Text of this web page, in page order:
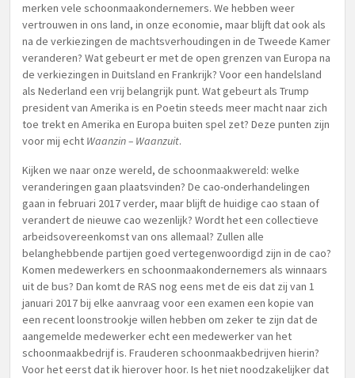
merken vele schoonmaakondernemers. We hebben weer
vertrouwen in ons land, in onze economie, maar blijft dat ook als
na de verkiezingen de machtsverhoudingen in de Tweede Kamer
veranderen? Wat gebeurt er met de open grenzen van Europa na
de verkiezingen in Duitsland en Frankrijk? Voor een handelsland
als Nederland een vrij belangrijk punt. Wat gebeurt als Trump
president van Amerika is en Poetin steeds meer macht naar zich
toe trekt en Amerika en Europa buiten spel zet? Deze punten zijn
voor mij echt Waanzin – Waanzuit.
Kijken we naar onze wereld, de schoonmaakwereld: welke
veranderingen gaan plaatsvinden? De cao-onderhandelingen
gaan in februari 2017 verder, maar blijft de huidige cao staan of
verandert de nieuwe cao wezenlijk? Wordt het een collectieve
arbeidsovereenkomst van ons allemaal? Zullen alle
belanghebbende partijen goed vertegenwoordigd zijn in de cao?
Komen medewerkers en schoonmaakondernemers als winnaars
uit de bus? Dan komt de RAS nog eens met de eis dat zij van 1
januari 2017 bij elke aanvraag voor een examen een kopie van
een recent loonstrookje willen hebben om zeker te zijn dat de
aangemelde medewerker echt een medewerker van het
schoonmaakbedrijf is. Frauderen schoonmaakbedrijven hierin?
Voor het eerst dat ik hierover hoor. Is het niet noodzakelijker dat